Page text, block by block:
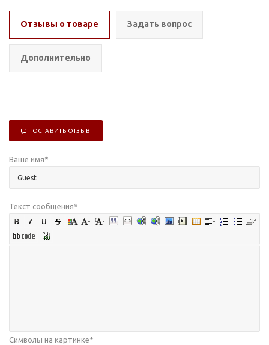
Отзывы о товаре Задать вопрос
Дополнительно
ОСТАВИТЬ ОТЗЫВ
Ваше имя*
Текст сообщения*
Символы на картинке*